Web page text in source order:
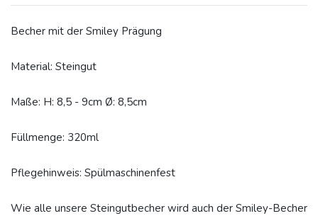
Becher mit der Smiley Prägung
Material: Steingut
Maße: H: 8,5 - 9cm Ø: 8,5cm
Füllmenge: 320ml
Pflegehinweis: Spülmaschinenfest
Wie alle unsere Steingutbecher wird auch der Smiley-Becher